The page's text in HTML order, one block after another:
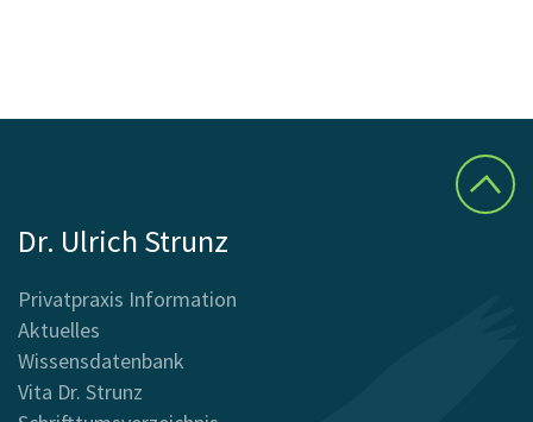
Dr. Ulrich Strunz
Privatpraxis Information
Aktuelles
Wissensdatenbank
Vita Dr. Strunz